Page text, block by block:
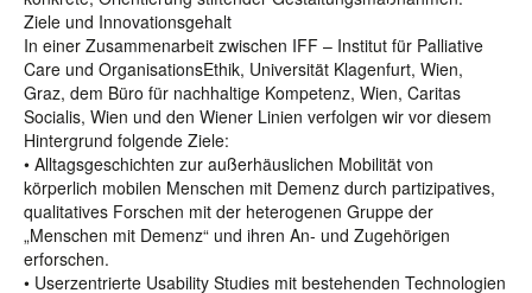
Ziele und Innovationsgehalt
In einer Zusammenarbeit zwischen IFF – Institut für Palliative
Care und OrganisationsEthik, Universität Klagenfurt, Wien,
Graz, dem Büro für nachhaltige Kompetenz, Wien, Caritas
Socialis, Wien und den Wiener Linien verfolgen wir vor diesem
Hintergrund folgende Ziele:
• Alltagsgeschichten zur außerhäuslichen Mobilität von
körperlich mobilen Menschen mit Demenz durch partizipatives,
qualitatives Forschen mit der heterogenen Gruppe der
„Menschen mit Demenz“ und ihren An- und Zugehörigen
erforschen.
• Userzentrierte Usability Studies mit bestehenden Technologien